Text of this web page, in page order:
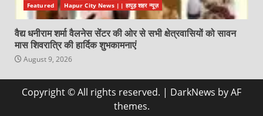
Featured Hapur City News || हापुड़ शहर न्यूज़
वैद्य धनीराम शर्मा वैलनेस सेंटर की ओर से सभी क्षेत्रवासियों को सावन
मास शिवरात्रि की हार्दिक शुभकामनाएं
August 9, 2026
Copyright © All rights reserved. | DarkNews by AF
themes.